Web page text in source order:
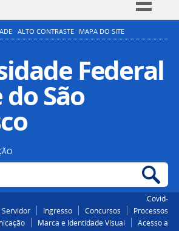
Simplifique!
Participe
Acesso à informação
Legislação
ALTO CONTRASTE MAPA DO SITE
Federal
São
Covid-
Servidor Ingresso Concursos
Processos
Marca e Identidade Visual
Acesso a